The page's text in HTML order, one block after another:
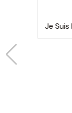
Je Suis